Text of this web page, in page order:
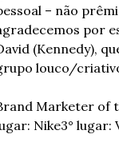
– não
por
(Kennedy),
louco/
Marketer of
Nike3° lugar: